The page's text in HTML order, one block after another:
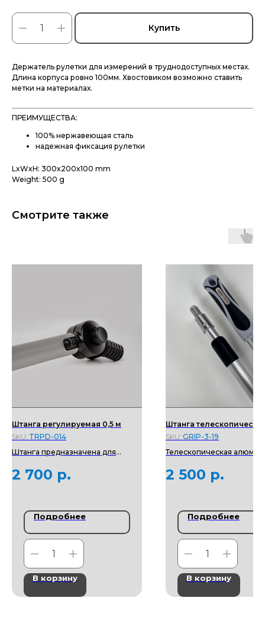
Купить
Держатель рулетки для измерений в труднодоступных местах.
Длина корпуса ровно 100мм. Хвостовиком возможно ставить
метки на материалах.
ПРЕИМУЩЕСТВА:
100% нержавеющая сталь
надежная фиксация рулетки
LxWxH: 300x200x100 mm
Weight: 500 g
Смотрите также
Штанга регулируемая 0,5 м
SKU: TRPD-014
Штанга предназначена для
установленного на неё
осветительного оборудования с
2 700 р.
Подробнее
В корзину
Штанга телескопическая
SKU: GRIP-3-19
Телескопическая
и эргономичной ручкой.
совместимости с
2 500 р.
Подробнее
В корзину